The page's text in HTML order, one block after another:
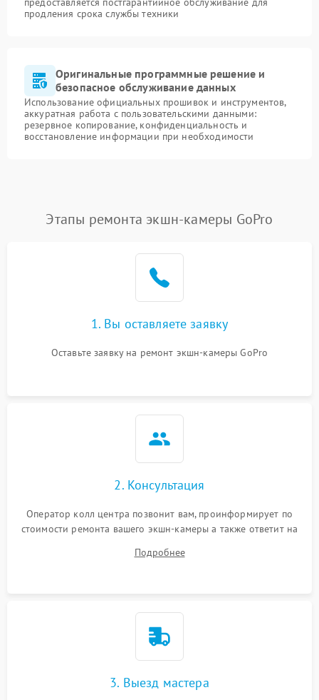
продления срока службы техники
Оригинальные программные решение и
безопасное обслуживание данных
Использование официальных прошивок и инструментов,
аккуратная работа с пользовательскими данными:
резервное копирование, конфиденциальность и
восстановление информации при необходимости
Этапы ремонта экшн-камеры GoPro
1. Вы оставляете заявку
Оставьте заявку на ремонт экшн-камеры GoPro
2. Консультация
Оператор колл центра позвонит вам, проинформирует по
стоимости ремонта вашего экшн-камеры а также ответит на
Подробнее
3. Выезд мастера